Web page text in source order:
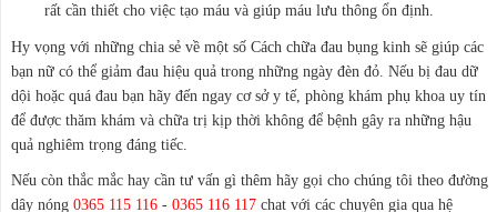
rất cần thiết cho việc tạo máu và giúp máu lưu thông ổn định.
Hy vọng với những chia sẻ về một số Cách chữa đau bụng kinh sẽ giúp các
bạn nữ có thể giảm đau hiệu quả trong những ngày đèn đỏ. Nếu bị đau dữ
dội hoặc quá đau bạn hãy đến ngay cơ sở y tế, phòng khám phụ khoa uy tín
để được thăm khám và chữa trị kịp thời không để bệnh gây ra những hậu
quả nghiêm trọng đáng tiếc.
Nếu còn thắc mắc hay cần tư vấn gì thêm hãy gọi cho chúng tôi theo đường
dây nóng 0365 115 116- 0365 116 117chat với các chuyên gia qua hệ